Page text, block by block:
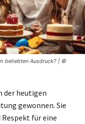
beliebten Ausdruck? | ©
der heutigen
gewonnen. Sie
für eine